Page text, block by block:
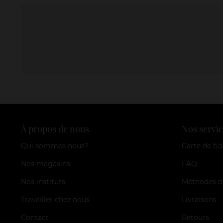
À propos de nous
Qui sommes nous?
Nos magasins
Nos instituts
Travailler chez nous
Contact
Nos
Carte de
FAQ
Méthodes
Livraisons
Retours